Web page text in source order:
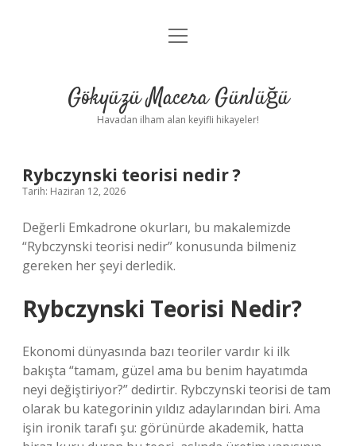
Anasayfa
Yasal Uyarı
menüyü
Gökyüzü Macera Günlüğü
Havadan ilham alan keyifli hikayeler!
Rybczynski teorisi nedir ?
Tarih: Haziran 12, 2026
Değerli Emkadrone okurları, bu makalemizde
“Rybczynski teorisi nedir” konusunda bilmeniz
gereken her şeyi derledik.
Rybczynski Teorisi Nedir?
Ekonomi dünyasında bazı teoriler vardır ki ilk
bakışta “tamam, güzel ama bu benim hayatımda
neyi değiştiriyor?” dedirtir. Rybczynski teorisi de tam
olarak bu kategorinin yıldız adaylarından biri. Ama
işin ironik tarafı şu: görünürde akademik, hatta